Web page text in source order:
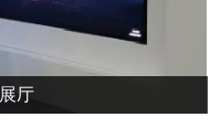
厅